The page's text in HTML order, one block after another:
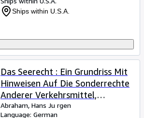
Ships within U.S.A.
Das Seerecht : Ein Grundriss Mit
Hinweisen Auf Die Sonderrechte
Anderer Verkehrsmittel,
Vornehmlich Das
Abraham, Hans Ju rgen
Language: German